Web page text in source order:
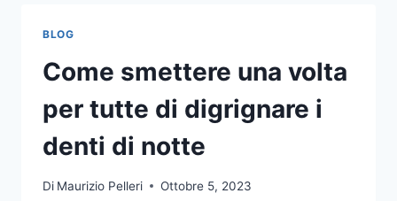
BLOG
Come smettere una volta
per tutte di digrignare i
denti di notte
Di Maurizio Pelleri Ottobre 5, 2023